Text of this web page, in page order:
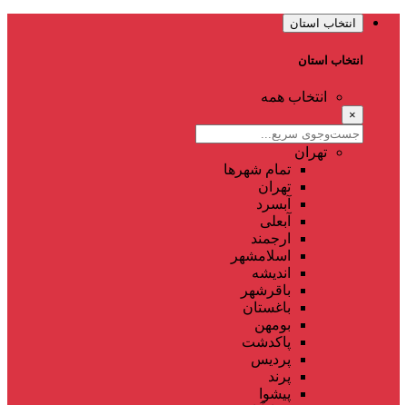
انتخاب استان
انتخاب استان
انتخاب همه
×
تهران
تمام شهر‌ها
تهران
آبسرد
آبعلی
ارجمند
اسلامشهر
اندیشه
باقرشهر
باغستان
بومهن
پاکدشت
پردیس
پرند
پیشوا